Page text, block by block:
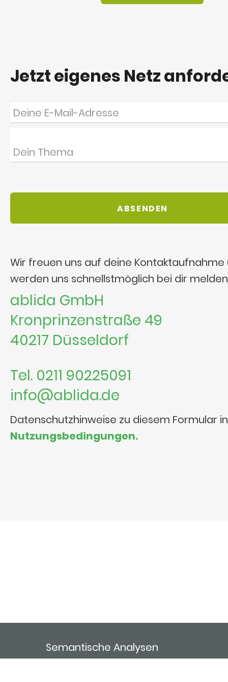
Jetzt eigenes Netz
Wir freuen uns auf deine Kontaktaufnahme
werden uns schnellstmöglich bei dir
ablida GmbH
Kronprinzenstraße 49
40217 Düsseldorf
Tel. 0211 90225091
info@ablida.de
Datenschutzhinweise zu diesem Formular
Nutzungsbedingungen.
Semantische Analysen
Advertising